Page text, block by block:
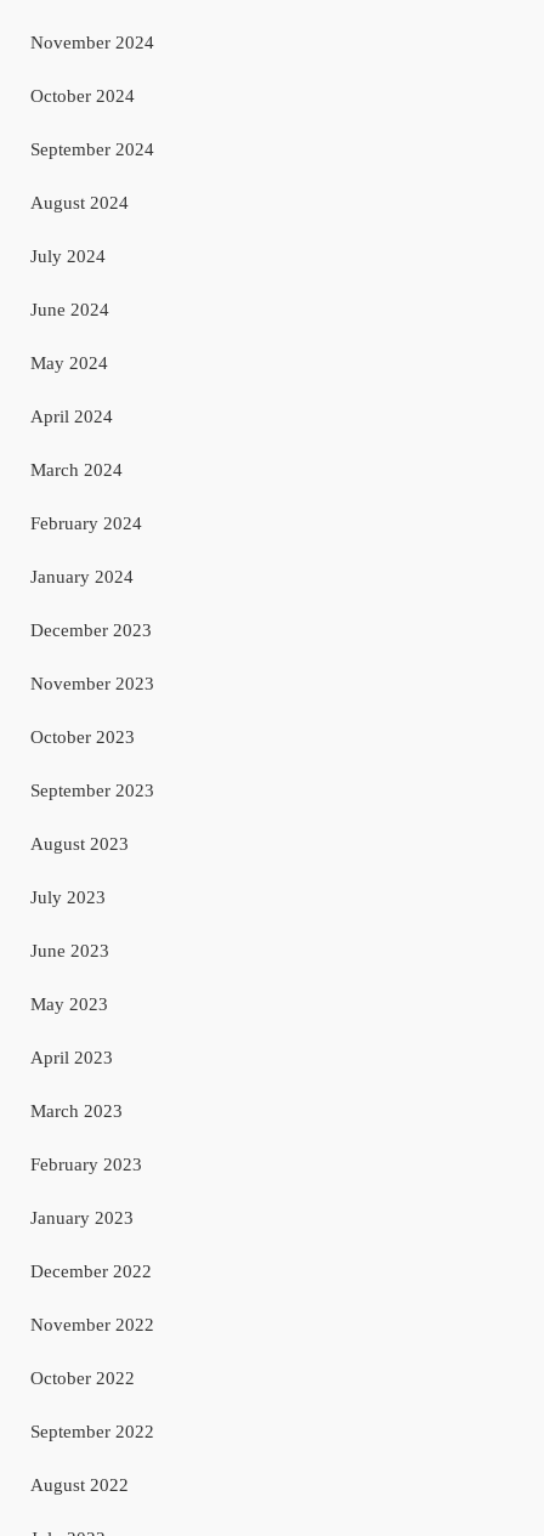
November 2024
October 2024
September 2024
August 2024
July 2024
June 2024
May 2024
April 2024
March 2024
February 2024
January 2024
December 2023
November 2023
October 2023
September 2023
August 2023
July 2023
June 2023
May 2023
April 2023
March 2023
February 2023
January 2023
December 2022
November 2022
October 2022
September 2022
August 2022